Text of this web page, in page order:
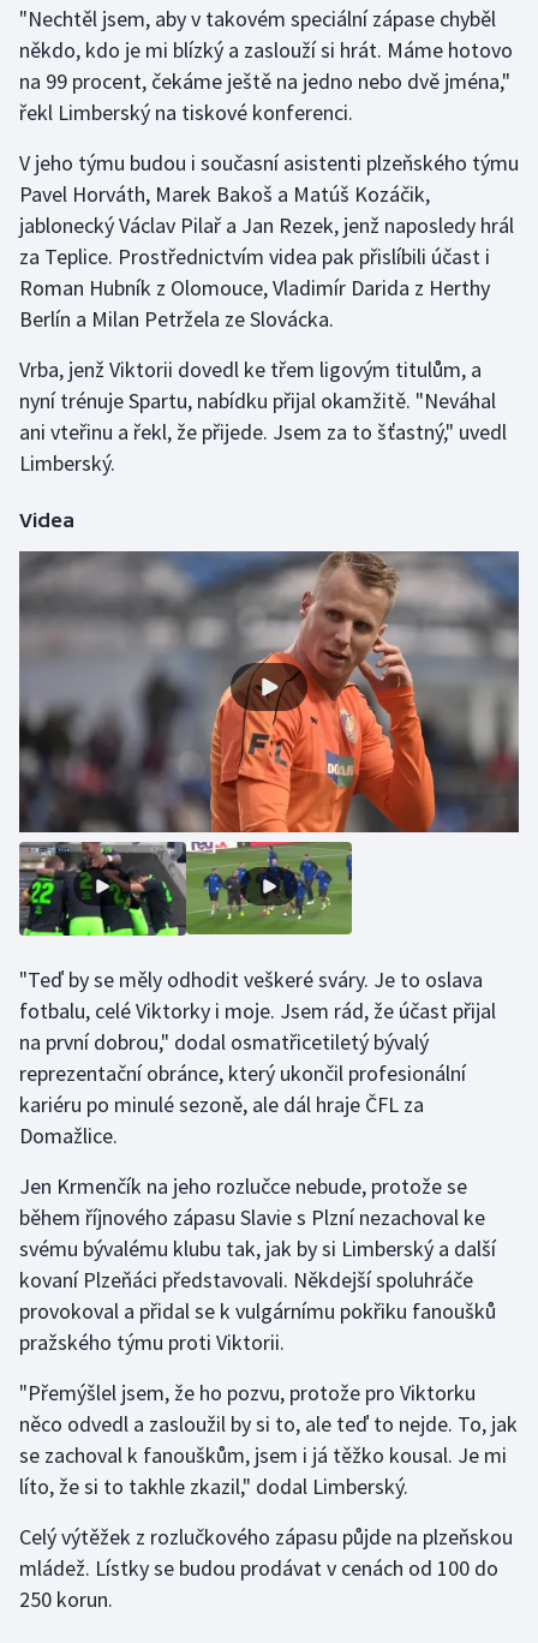
Golf
Gymnastika
Jezdectví
Judo
Krasobruslení
Lezení
Lyže a snowboard
Olympijské hry
Plavání
Plážový volejbal
Ragby
Rychlobruslení
Short track
Sportovní střelba
Stolní tenis
Triatlon
Veslování
Vodní slalom
Volejbal
Ostatní
"Nechtěl jsem, aby v takovém speciální zápase chyběl
někdo, kdo je mi blízký a zaslouží si hrát. Máme hotovo
na 99 procent, čekáme ještě na jedno nebo dvě jména,"
řekl Limberský na tiskové konferenci.
V jeho týmu budou i současní asistenti plzeňského týmu
Pavel Horváth, Marek Bakoš a Matúš Kozáčik,
jablonecký Václav Pilař a Jan Rezek, jenž naposledy hrál
za Teplice. Prostřednictvím videa pak přislíbili účast i
Roman Hubník z Olomouce, Vladimír Darida z Herthy
Berlín a Milan Petržela ze Slovácka.
Vrba, jenž Viktorii dovedl ke třem ligovým titulům, a
nyní trénuje Spartu, nabídku přijal okamžitě. "Neváhal
ani vteřinu a řekl, že přijede. Jsem za to šťastný," uvedl
Limberský.
Videa
"Teď by se měly odhodit veškeré sváry. Je to oslava
fotbalu, celé Viktorky i moje. Jsem rád, že účast přijal
na první dobrou," dodal osmatřicetiletý bývalý
reprezentační obránce, který ukončil profesionální
kariéru po minulé sezoně, ale dál hraje ČFL za
Domažlice.
Jen Krmenčík na jeho rozlučce nebude, protože se
během říjnového zápasu Slavie s Plzní nezachoval ke
svému bývalému klubu tak, jak by si Limberský a další
kovaní Plzeňáci představovali. Někdejší spoluhráče
provokoval a přidal se k vulgárnímu pokřiku fanoušků
pražského týmu proti Viktorii.
"Přemýšlel jsem, že ho pozvu, protože pro Viktorku
něco odvedl a zasloužil by si to, ale teď to nejde. To, jak
se zachoval k fanouškům, jsem i já těžko kousal. Je mi
líto, že si to takhle zkazil," dodal Limberský.
Celý výtěžek z rozlučkového zápasu půjde na plzeňskou
mládež. Lístky se budou prodávat v cenách od 100 do
250 korun.